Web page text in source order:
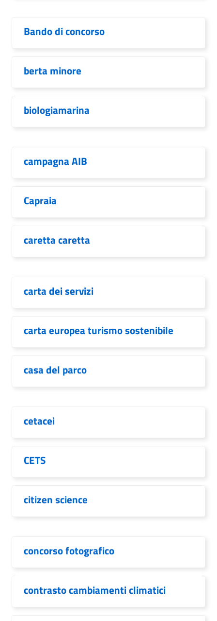
Bando di concorso
berta minore
biologiamarina
campagna AIB
Capraia
caretta caretta
carta dei servizi
carta europea turismo sostenibile
casa del parco
cetacei
CETS
citizen science
concorso fotografico
contrasto cambiamenti climatici